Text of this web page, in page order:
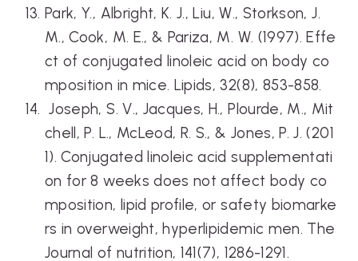
Park, Y., Albright, K. J., Liu, W., Storkson, J.
M., Cook, M. E., & Pariza, M. W. (1997). Effe
ct of conjugated linoleic acid on body co
mposition in mice. Lipids, 32(8), 853-858.
Joseph, S. V., Jacques, H., Plourde, M., Mit
chell, P. L., McLeod, R. S., & Jones, P. J. (201
1). Conjugated linoleic acid supplementati
on for 8 weeks does not affect body co
mposition, lipid profile, or safety biomarke
rs in overweight, hyperlipidemic men. The
Journal of nutrition, 141(7), 1286-1291.